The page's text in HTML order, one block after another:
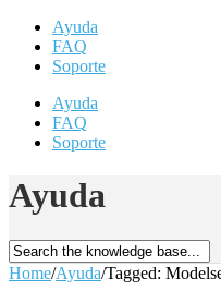
Ayuda
FAQ
Soporte
Ayuda
FAQ
Soporte
Ayuda
Home/Ayuda/Tagged: